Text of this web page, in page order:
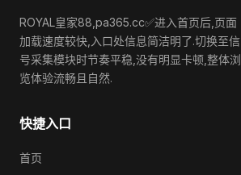
ROYAL皇家88,pa365.cc✅进入首页后,页面
加载速度较快,入口处信息简洁明了.切换至信
号采集模块时节奏平稳,没有明显卡顿,整体浏
览体验流畅且自然.
快捷入口
首页